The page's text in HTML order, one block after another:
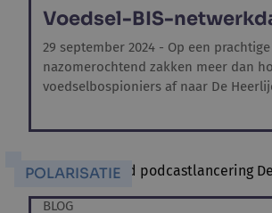
Voedsel-BIS-
29 september 2024 - Op een prachtige
nazomerochtend zakken meer dan
voedselbospioniers af naar De
POLARISATIE
BLOG